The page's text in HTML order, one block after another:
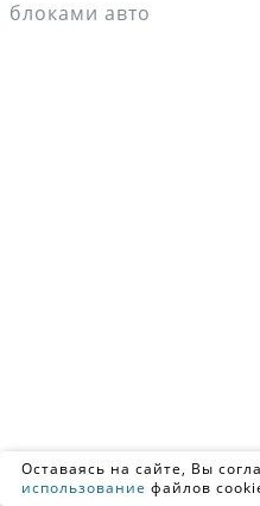
блоками авто
Оставаясь на сайте, Вы
использование файлов